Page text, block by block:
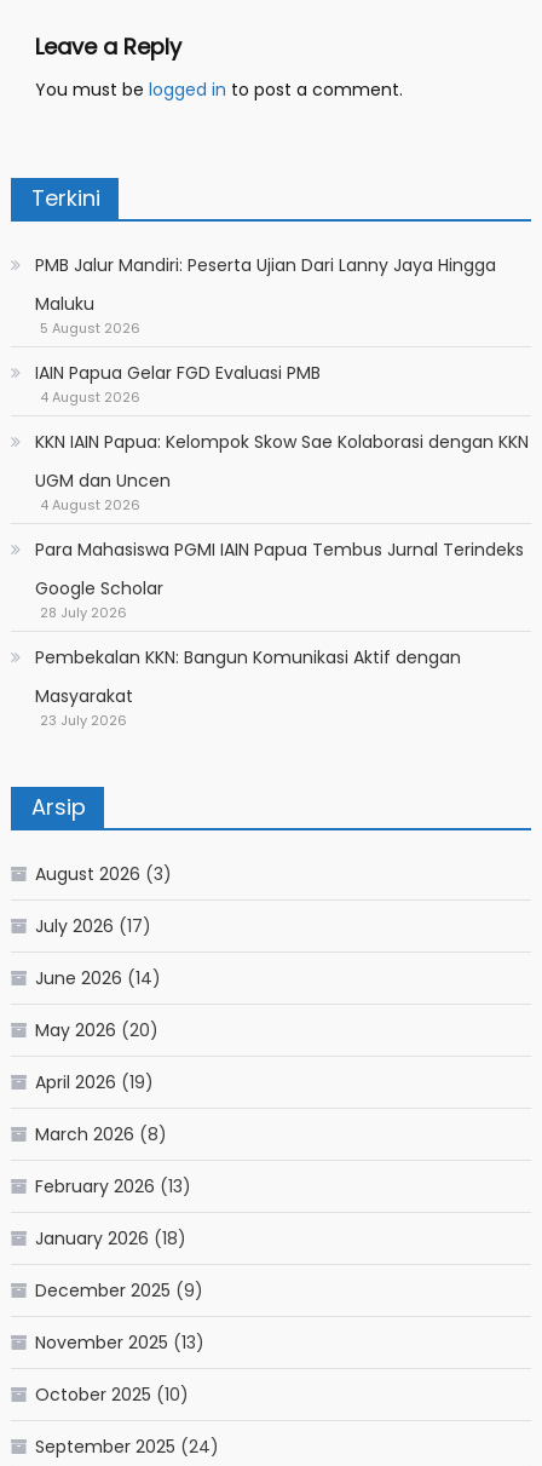
Leave a Reply
You must be logged in to post a comment.
Terkini
PMB Jalur Mandiri: Peserta Ujian Dari Lanny Jaya Hingga
Maluku
5 August 2026
IAIN Papua Gelar FGD Evaluasi PMB
4 August 2026
KKN IAIN Papua: Kelompok Skow Sae Kolaborasi dengan KKN
UGM dan Uncen
4 August 2026
Para Mahasiswa PGMI IAIN Papua Tembus Jurnal Terindeks
Google Scholar
28 July 2026
Pembekalan KKN: Bangun Komunikasi Aktif dengan
Masyarakat
23 July 2026
Arsip
August 2026 (3)
July 2026 (17)
June 2026 (14)
May 2026 (20)
April 2026 (19)
March 2026 (8)
February 2026 (13)
January 2026 (18)
December 2025 (9)
November 2025 (13)
October 2025 (10)
September 2025 (24)